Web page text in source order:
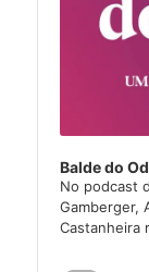
Balde do
No podcast
Gamberger,
Castanheira